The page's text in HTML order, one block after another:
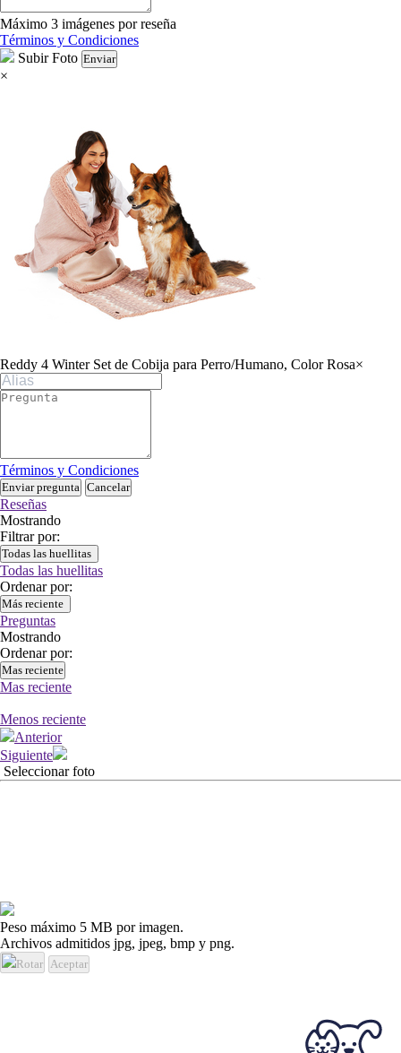
Máximo 3 imágenes por reseña
Términos y Condiciones
Subir Foto Enviar
×
Reddy 4 Winter Set de Cobija para Perro/Humano, Color Rosa×
Términos y Condiciones
Enviar pregunta Cancelar
Reseñas
Mostrando
Filtrar por:
Todas las huellitas
Todas las huellitas
Ordenar por:
Más reciente
Preguntas
Mostrando
Ordenar por:
Mas reciente
Mas reciente
Menos reciente
Anterior
Siguiente
Seleccionar foto
Peso máximo 5 MB por imagen.
Archivos admitidos jpg, jpeg, bmp y png.
Rotar Aceptar